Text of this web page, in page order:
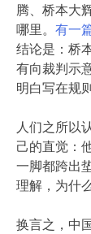
腾、桥本大
哪里。 有一
结论是：桥
有向裁判示
明白写在规
人们之所以
己的直觉：
一脚都跨出
理解，为什
换言之，中